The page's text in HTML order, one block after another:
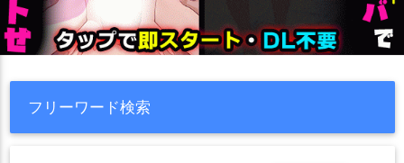
フリーワード検索